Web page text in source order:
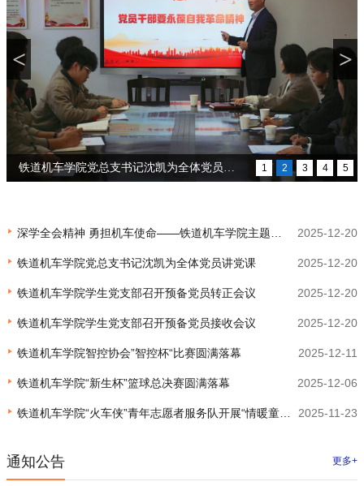
铁道机车学院党总支书记沈凯为全体党员讲
< >
1 2 3 4 5
深学全会精神 勇担机车使命——铁道机车学院主题党
日活动纪实
2025-12-20
铁道机车学院党总支书记沈凯为全体党员讲党课 2025-12-20
铁道机车学院学生党支部召开预备党员转正会议 2025-12-20
铁道机车学院学生党支部召开预备党员接收会议 2025-12-20
铁道机车学院智控协会”智控杯“比赛圆满落幕 2025-12-11
铁道机车学院“新生杯”篮球总决赛圆满落幕 2025-12-06
铁道机车学院“火车侠”青年志愿者服务队开展“情暖童 2025-11-23
通知公告 更多+